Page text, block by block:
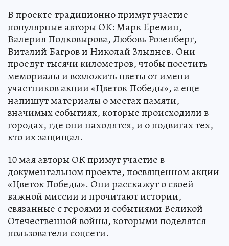
В проекте традиционно примут участие
популярные авторы ОК: Марк Еремин,
Валерия Подковырова, Любовь Розенберг,
Виталий Багров и Николай Злыднев. Они
проедут тысячи километров, чтобы посетить
мемориалы и возложить цветы от имени
участников акции «Цветок Победы», а еще
напишут материалы о местах памяти,
значимых событиях, которые происходили в
городах, где они находятся, и о подвигах тех,
кто их защищал.
10 мая авторы ОК примут участие в
документальном проекте, посвященном акции
«Цветок Победы». Они расскажут о своей
важной миссии и прочитают истории,
связанные с героями и событиями Великой
Отечественной войны, которыми поделятся
пользователи соцсети.